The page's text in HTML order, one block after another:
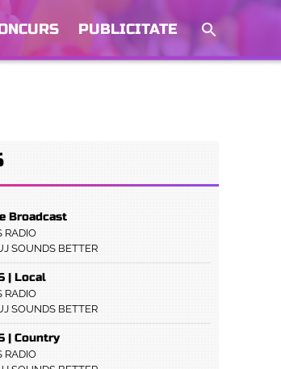
PUBLICITATE
Broadcast
RADIO
SOUNDS BETTER
| Local
RADIO
SOUNDS BETTER
| Country
RADIO